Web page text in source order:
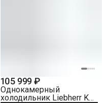
105 999 ₽
Однокамерный
холодильник Liebherr Ke